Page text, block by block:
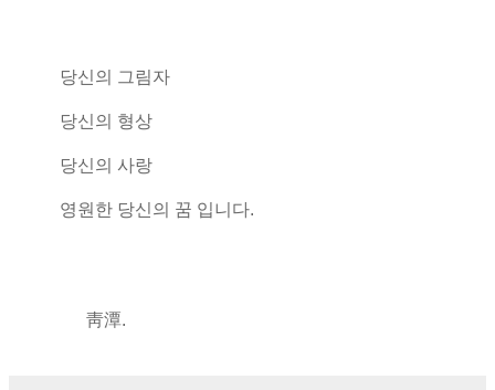
당신의 그림자
당신의 형상
당신의 사랑
영원한 당신의 꿈 입니다.
靑潭.